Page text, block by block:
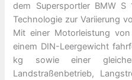
dem Supersportler BMW S
Technologie zur Variierung
Mit einer Motorleistung
einem DIN-Leergewicht
kg sowie einer
Landstraßenbetrieb,